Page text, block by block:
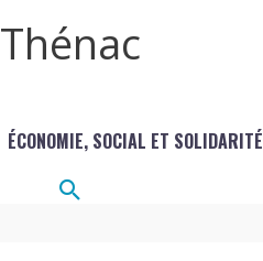
Thénac
ÉCONOMIE, SOCIAL ET SOLIDARITÉ
Rechercher